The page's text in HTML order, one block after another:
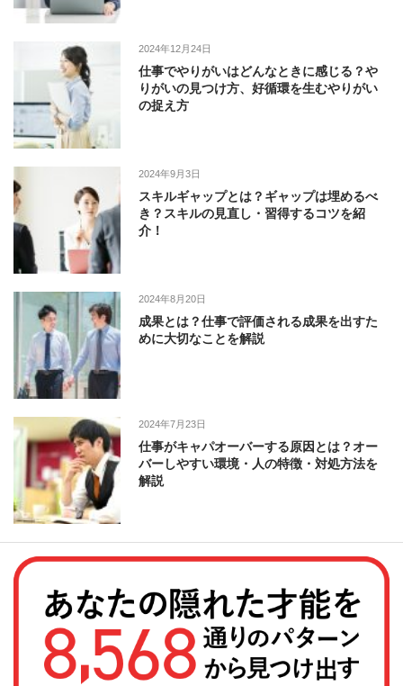
2024年12月24日
仕事でやりがいはどんなときに感じる？や
りがいの見つけ方、好循環を生むやりがい
の捉え方
2024年9月3日
スキルギャップとは？ギャップは埋めるべ
き？スキルの見直し・習得するコツを紹
介！
2024年8月20日
成果とは？仕事で評価される成果を出すた
めに大切なことを解説
2024年7月23日
仕事がキャパオーバーする原因とは？オー
バーしやすい環境・人の特徴・対処方法を
解説